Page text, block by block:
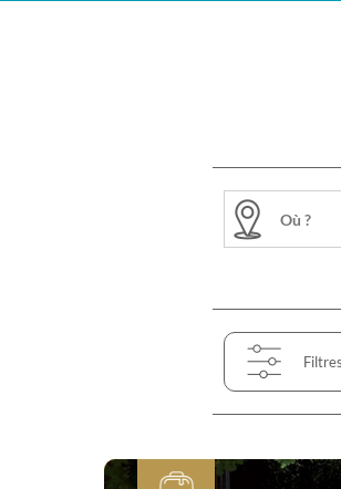
Filtres